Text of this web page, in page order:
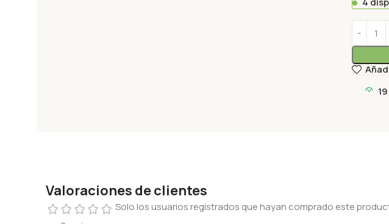
19
Valoraciones de clientes
Solo los usuarios registrados que hayan comprado este